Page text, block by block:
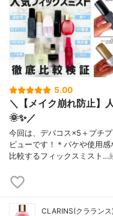
5.00
＼【メイク崩れ防止】
🌞✨／
今回は、デパコス×5＋プチ
ビューです！＊パケや使用
比較するフィックスミスト…
CLARINS(クラランス)